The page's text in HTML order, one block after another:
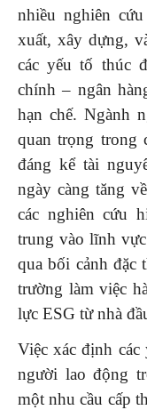
nhiều nghiên
xuất, xây dựng,
các yếu tố thúc
chính – ngân
hạn chế. Ngành
quan trọng trong
đáng kể tài
ngày càng tăng
các nghiên cứu
trung vào lĩnh
qua bối cảnh đặc
trường làm việc
lực ESG từ nhà
Việc xác định
người lao động
một nhu cầu cấp